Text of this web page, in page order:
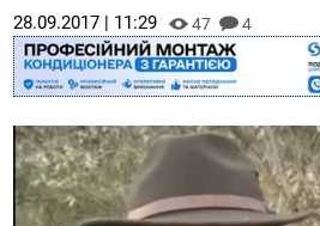
28.09.2017 | 11:29 47 4